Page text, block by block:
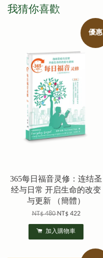
我猜你喜歡
優惠
365每日福音灵修：连结圣
经与日常 开启生命的改变
与更新 （簡體）
NT$ 480NT$ 422
加入購物車